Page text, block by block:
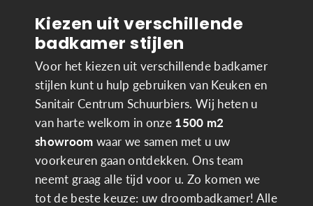
Kiezen uit verschillende
badkamer stijlen
Voor het kiezen uit verschillende badkamer
stijlen kunt u hulp gebruiken van Keuken en
Sanitair Centrum Schuurbiers. Wij heten u
van harte welkom in onze 1500 m2
showroom waar we samen met u uw
voorkeuren gaan ontdekken. Ons team
neemt graag alle tijd voor u. Zo komen we
tot de beste keuze: uw droombadkamer! Alle